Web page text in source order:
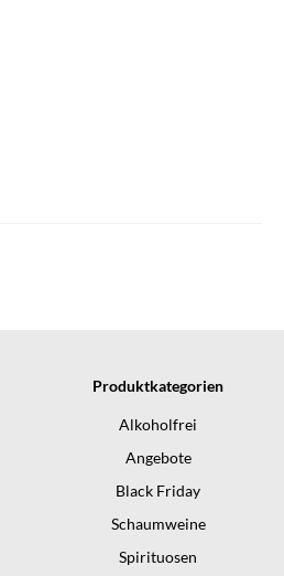
Produktkategorien
Alkoholfrei
Angebote
Black Friday
Schaumweine
Spirituosen